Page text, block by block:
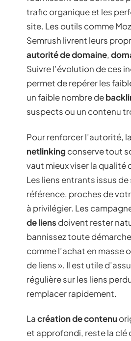
trafic organique et les
site. Les outils comme
Semrush livrent leurs
autorité de domaine,
Suivre l’évolution de ces
permet de repérer les
un faible nombre de
suspects ou un contenu
Pour renforcer l’autorité,
netlinking conserve tout
vaut mieux viser la qualité
Les liens entrants issus
référence, proches de
à privilégier. Les
de liens doivent rester
bannissez toute
comme l’achat en masse
de liens ». Il est utile
régulière sur les liens
remplacer rapidement.
Lacréation de contenu
et approfondi, reste la clé